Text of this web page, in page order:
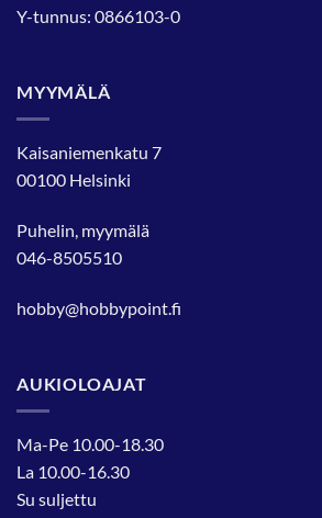
Y-tunnus: 0866103-0
MYYMÄLÄ
Kaisaniemenkatu 7
00100 Helsinki
Puhelin, myymälä
046-8505510
hobby@hobbypoint.fi
AUKIOLOAJAT
Ma-Pe 10.00-18.30
La 10.00-16.30
Su suljettu